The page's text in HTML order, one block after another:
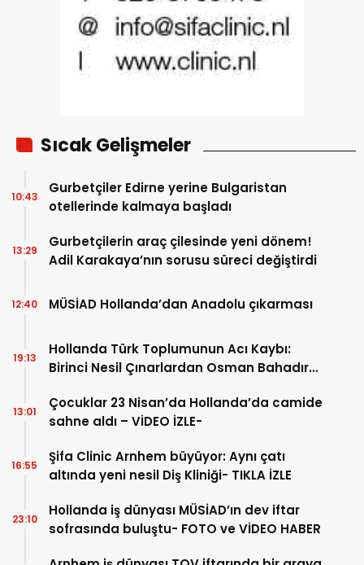
Sıcak Gelişmeler
Gurbetçiler Edirne yerine Bulgaristan
otellerinde kalmaya başladı
10:43
Gurbetçilerin araç çilesinde yeni dönem!
Adil Karakaya’nın sorusu süreci değiştirdi
13:29
MÜSİAD Hollanda’dan Anadolu çıkarması
12:40
Hollanda Türk Toplumunun Acı Kaybı:
Birinci Nesil Çınarlardan Osman Bahadır
19:13
Çocuklar 23 Nisan’da Hollanda’da camide
sahne aldı – VİDEO İZLE-
13:01
Şifa Clinic Arnhem büyüyor: Aynı çatı
altında yeni nesil Diş Kliniği- TIKLA İZLE
16:55
Hollanda iş dünyası MÜSİAD’ın dev iftar
sofrasında buluştu- FOTO ve VİDEO HABER
23:10